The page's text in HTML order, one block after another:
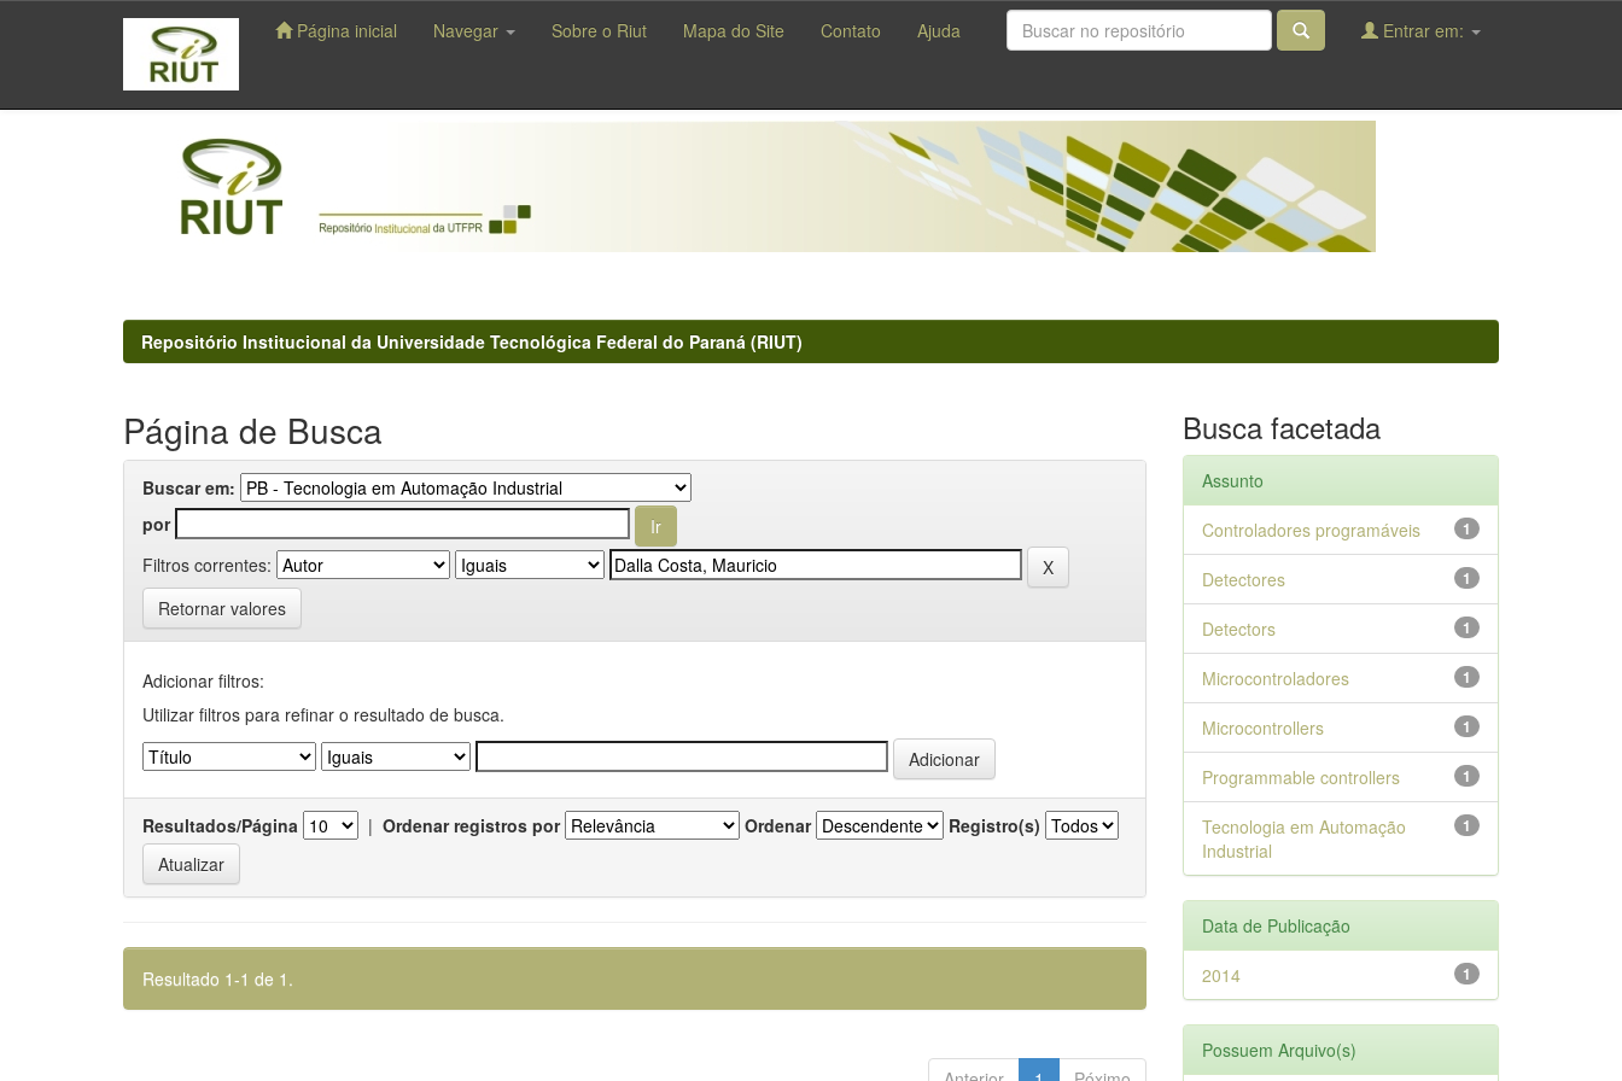
navigation
Página inicial Navegar Sobre o Riut Mapa do Site Contato Ajuda Entrar em:
Repositório Institucional da Universidade Tecnológica Federal do Paraná (RIUT)
Página de Busca
Buscar em:
por
Filtros correntes:
Retornar valores
Adicionar filtros:
Utilizar filtros para refinar o resultado de busca.
Resultados/Página | Ordenar registros por Ordenar Registro(s)
Resultado 1-1 de 1.
Busca facetada
Assunto
1
Controladores programáveis
1
Detectores
1
Detectors
1
Microcontroladores
1
Microcontrollers
1
Programmable controllers
1
Tecnologia em Automação
Industrial
Data de Publicação
1
2014
Possuem Arquivo(s)